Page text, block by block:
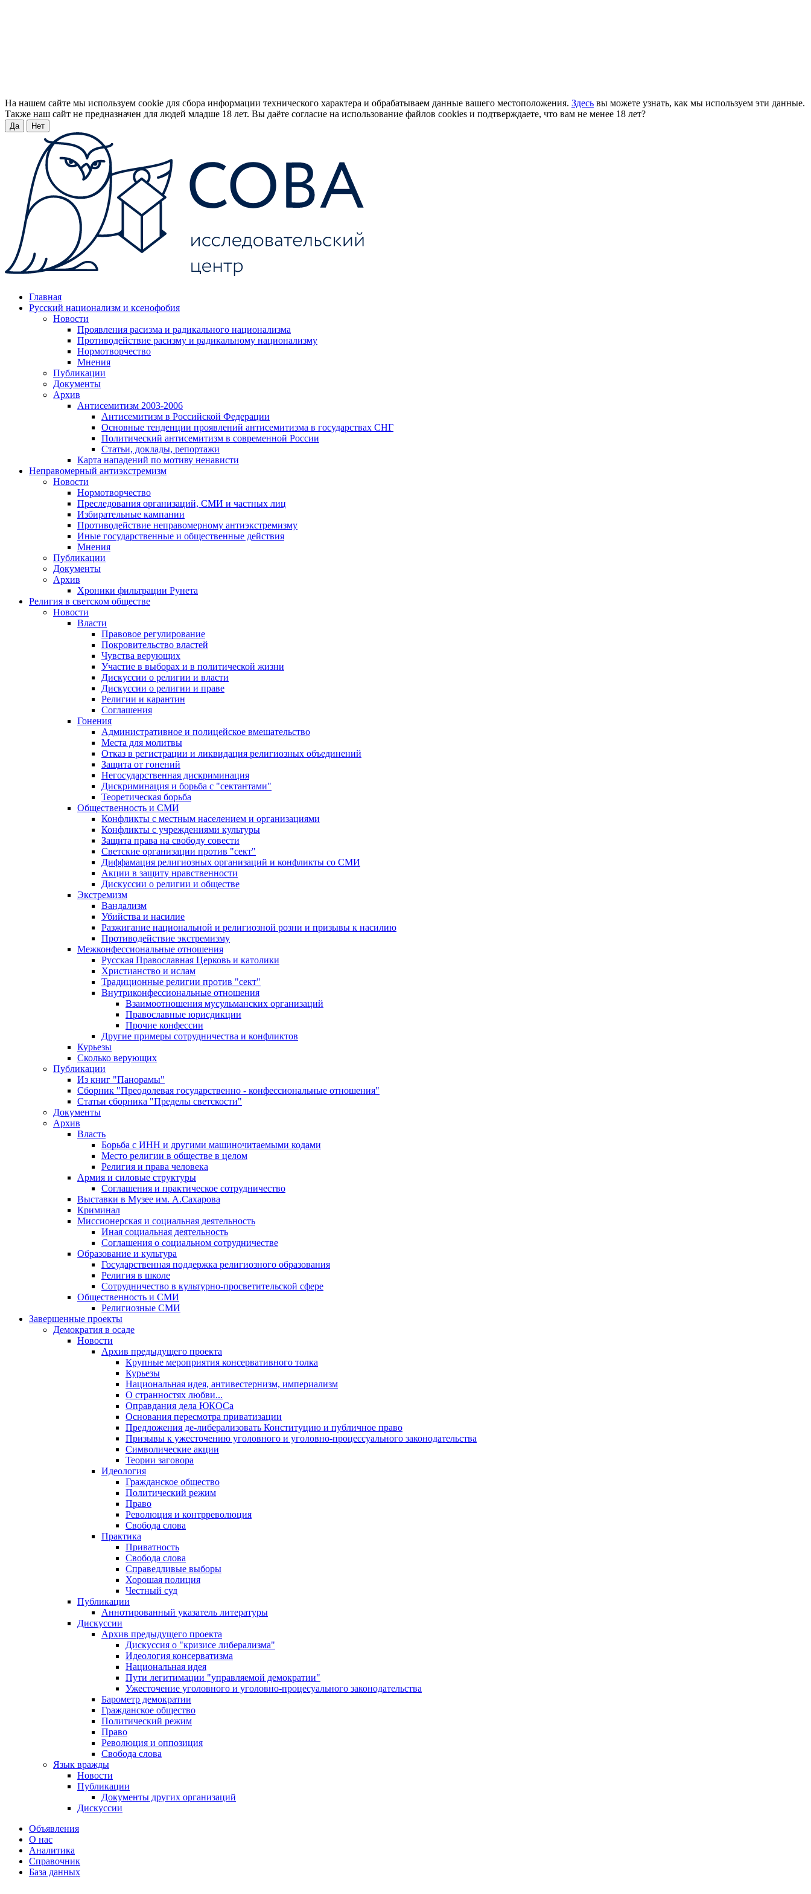
На нашем сайте мы используем cookie для сбора информации технического характера и обрабатываем данные вашего местоположения. Здесь вы можете узнать, как мы используем эти данные.
Также наш сайт не предназначен для людей младше 18 лет. Вы даёте согласие на использование файлов cookies и подтверждаете, что вам не менее 18 лет?
Да Нет
Главная
Русский национализм и ксенофобия
Новости
Проявления расизма и радикального национализма
Противодействие расизму и радикальному национализму
Нормотворчество
Мнения
Публикации
Документы
Архив
Антисемитизм 2003-2006
Антисемитизм в Российской Федерации
Основные тенденции проявлений антисемитизма в государствах СНГ
Политический антисемитизм в современной России
Статьи, доклады, репортажи
Карта нападений по мотиву ненависти
Неправомерный антиэкстремизм
Новости
Нормотворчество
Преследования организаций, СМИ и частных лиц
Избирательные кампании
Противодействие неправомерному антиэкстремизму
Иные государственные и общественные действия
Мнения
Публикации
Документы
Архив
Хроники фильтрации Рунета
Религия в светском обществе
Новости
Власти
Правовое регулирование
Покровительство властей
Чувства верующих
Участие в выборах и в политической жизни
Дискуссии о религии и власти
Дискуссии о религии и праве
Религии и карантин
Соглашения
Гонения
Административное и полицейское вмешательство
Места для молитвы
Отказ в регистрации и ликвидация религиозных объединений
Защита от гонений
Негосударственная дискриминация
Дискриминация и борьба с "сектантами"
Теоретическая борьба
Общественность и СМИ
Конфликты с местным населением и организациями
Конфликты с учреждениями культуры
Защита права на свободу совести
Светские организации против "сект"
Диффамация религиозных организаций и конфликты со СМИ
Акции в защиту нравственности
Дискуссии о религии и обществе
Экстремизм
Вандализм
Убийства и насилие
Разжигание национальной и религиозной розни и призывы к насилию
Противодействие экстремизму
Межконфессиональные отношения
Русская Православная Церковь и католики
Христианство и ислам
Традиционные религии против "сект"
Внутриконфессиональные отношения
Взаимоотношения мусульманских организаций
Православные юрисдикции
Прочие конфессии
Другие примеры сотрудничества и конфликтов
Курьезы
Сколько верующих
Публикации
Из книг "Панорамы"
Сборник "Преодолевая государственно - конфессиональные отношения"
Статьи сборника "Пределы светскости"
Документы
Архив
Власть
Борьба с ИНН и другими машиночитаемыми кодами
Место религии в обществе в целом
Религия и права человека
Армия и силовые структуры
Соглашения и практическое сотрудничество
Выставки в Музее им. А.Сахарова
Криминал
Миссионерская и социальная деятельность
Иная социальная деятельность
Соглашения о социальном сотрудничестве
Образование и культура
Государственная поддержка религиозного образования
Религия в школе
Сотрудничество в культурно-просветительской сфере
Общественность и СМИ
Религиозные СМИ
Завершенные проекты
Демократия в осаде
Новости
Архив предыдущего проекта
Крупные мероприятия консервативного толка
Курьезы
Национальная идея, антивестернизм, империализм
О странностях любви...
Оправдания дела ЮКОСа
Основания пересмотра приватизации
Предложения де-либерализовать Конституцию и публичное право
Призывы к ужесточению уголовного и уголовно-процессуального законодательства
Символические акции
Теории заговора
Идеология
Гражданское общество
Политический режим
Право
Революция и контрреволюция
Свобода слова
Практика
Приватность
Свобода слова
Справедливые выборы
Хорошая полиция
Честный суд
Публикации
Аннотированный указатель литературы
Дискуссии
Архив предыдущего проекта
Дискуссия о "кризисе либерализма"
Идеология консерватизма
Национальная идея
Пути легитимации "управляемой демократии"
Ужесточение уголовного и уголовно-процесуального законодательства
Барометр демократии
Гражданское общество
Политический режим
Право
Революция и оппозиция
Свобода слова
Язык вражды
Новости
Публикации
Документы других организаций
Дискуссии
Объявления
О нас
Аналитика
Справочник
База данных